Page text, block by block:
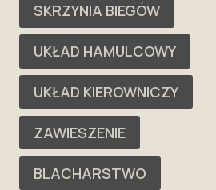
SKRZYNIA BIEGÓW
UKŁAD HAMULCOWY
UKŁAD KIEROWNICZY
ZAWIESZENIE
BLACHARSTWO